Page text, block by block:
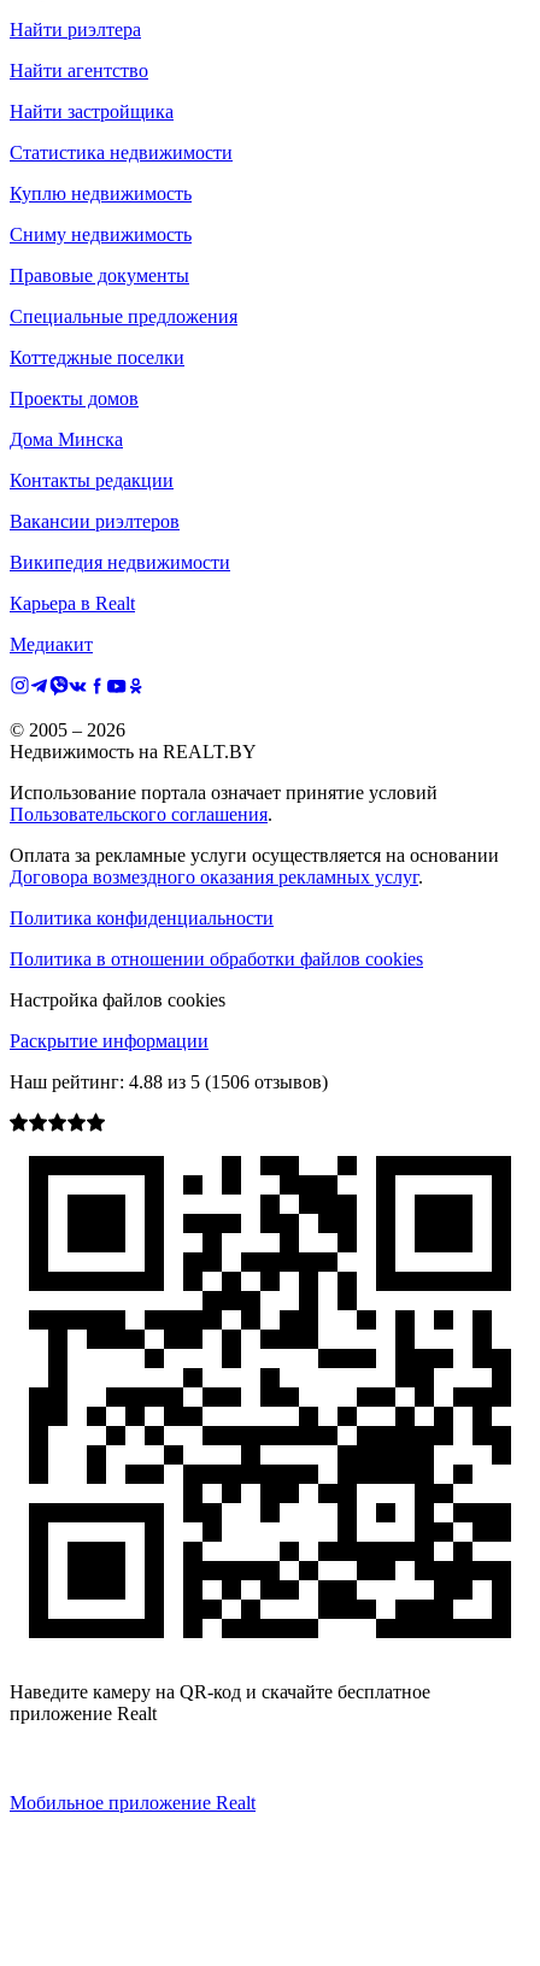
Найти риэлтера
Найти агентство
Найти застройщика
Статистика недвижимости
Куплю недвижимость
Сниму недвижимость
Правовые документы
Специальные предложения
Коттеджные поселки
Проекты домов
Дома Минска
Контакты редакции
Вакансии риэлтеров
Википедия недвижимости
Карьера в Realt
Медиакит
© 2005 – 2026
Недвижимость на REALT.BY
Использование портала означает принятие условий
Пользовательского соглашения.
Оплата за рекламные услуги осуществляется на основании
Договора возмездного оказания рекламных услуг.
Политика конфиденциальности
Политика в отношении обработки файлов cookies
Настройка файлов cookies
Раскрытие информации
Наш рейтинг: 4.88 из 5 (1506 отзывов)
Наведите камеру на QR-код и скачайте бесплатное
приложение Realt
Мобильное приложение Realt